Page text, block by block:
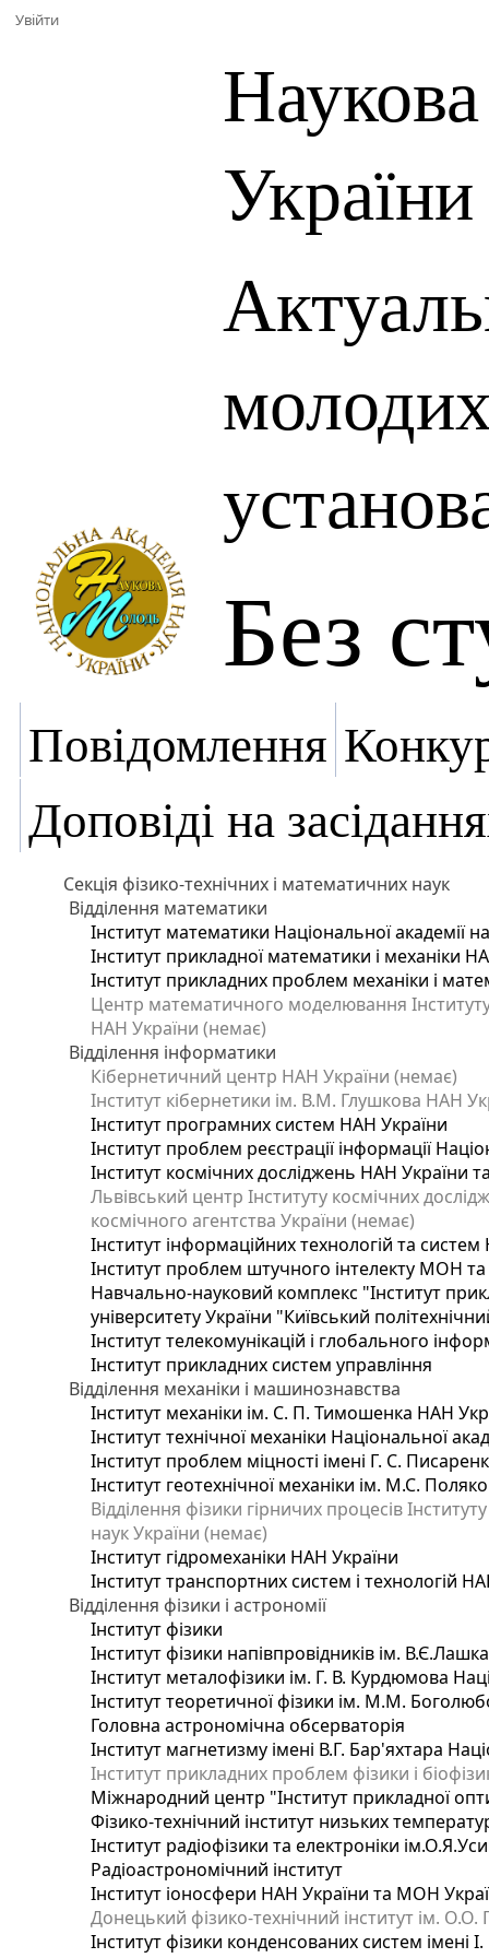
Увійти
України
Без
Повідомлення
Доповіді на
Секція фізико-технічних і математичних наук
Відділення математики
Інститут математики Національної академії
Інститут прикладної математики і механіки
Інститут прикладних проблем механіки і
Центр математичного моделювання
НАН України (немає)
Відділення інформатики
Кібернетичний центр НАН України (немає)
Інститут кібернетики ім. В.М. Глушкова НАН
Інститут програмних систем НАН України
Інститут проблем реєстрації інформації
Інститут космічних досліджень НАН України
Львівський центр Інституту космічних
космічного агентства України (немає)
Інститут інформаційних технологій та
Інститут проблем штучного інтелекту МОН
Навчально-науковий комплекс "Інститут
університету України "Київський
Інститут телекомунікацій і глобального
Інститут прикладних систем управління
Відділення механіки і машинознавства
Інститут механіки ім. С. П. Тимошенка НАН
Інститут технічної механіки Національної
Інститут проблем міцності імені Г. С.
Інститут геотехнічної механіки ім. М.С.
Відділення фізики гірничих процесів
наук України (немає)
Інститут гідромеханіки НАН України
Інститут транспортних систем і технологій
Відділення фізики і астрономії
Інститут фізики
Інститут фізики напівпровідників ім.
Інститут металофізики ім. Г. В. Курдюмова
Інститут теоретичної фізики ім. М.М.
Головна астрономічна обсерваторія
Інститут магнетизму імені В.Г. Бар'яхтара
Інститут прикладних проблем фізики і
Міжнародний центр "Інститут прикладної
Фізико-технічний інститут низьких
Інститут радіофізики та електроніки
Радіоастрономічний інститут
Інститут іоносфери НАН України та МОН
Донецький фізико-технічний інститут ім.
Інститут фізики конденсованих систем імені